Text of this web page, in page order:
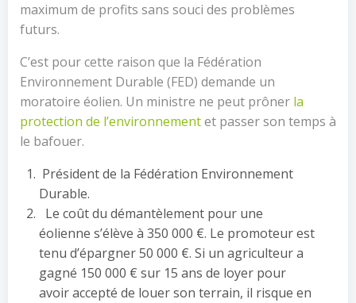
maximum de profits sans souci des problèmes
futurs.
C’est pour cette raison que la Fédération
Environnement Durable (FED) demande un
moratoire éolien. Un ministre ne peut prôner la
protection de l’environnementet passer son temps à
le bafouer.
Président de la Fédération Environnement
Durable.
Le coût du démantèlement pour une
éolienne s’élève à 350 000 €. Le promoteur est
tenu d’épargner 50 000 €. Si un agriculteur a
gagné 150 000 € sur 15 ans de loyer pour
avoir accepté de louer son terrain, il risque en